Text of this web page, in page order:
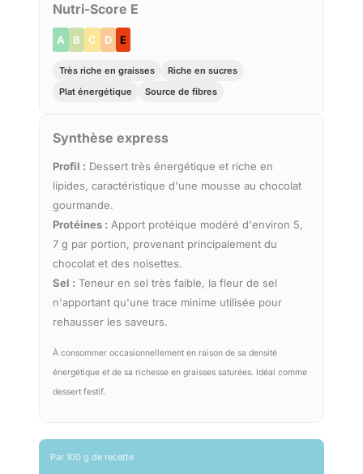
Nutri-Score E
A B C D E
Très riche en graisses
Riche en sucres
Plat énergétique
Source de fibres
Synthèse express
Profil : Dessert très énergétique et riche en
lipides, caractéristique d'une mousse au chocolat
gourmande.
Protéines : Apport protéique modéré d'environ 5,
7 g par portion, provenant principalement du
chocolat et des noisettes.
Sel : Teneur en sel très faible, la fleur de sel
n'apportant qu'une trace minime utilisée pour
rehausser les saveurs.
À consommer occasionnellement en raison de sa densité
énergétique et de sa richesse en graisses saturées. Idéal comme
dessert festif.
Par 100 g de recette